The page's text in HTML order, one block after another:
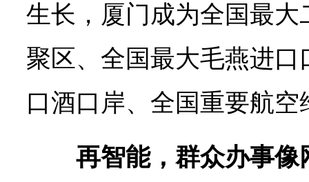
生长，厦门成为全国最
聚区、全国最大毛燕进
口酒口岸、全国重要航
再智能，群众办事像